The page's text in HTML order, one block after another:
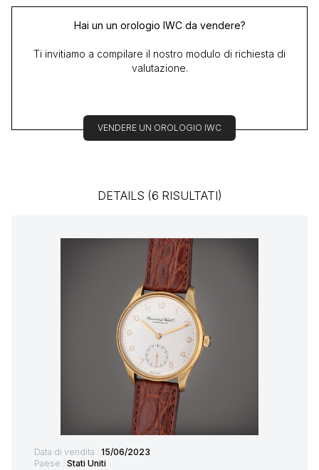
Hai un un orologio IWC da vendere?
Ti invitiamo a compilare il nostro modulo di richiesta di
valutazione.
VENDERE UN OROLOGIO IWC
DETAILS (6 RISULTATI)
Data di vendita : 15/06/2023
Paese : Stati Uniti